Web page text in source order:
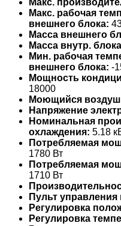
Макс. рабочая
внешнего блока:
Масса внешнего
Масса внутр.
Мин. рабочая
внешнего блока: -
Мощность
18000
Моющийся
Напряжение
Номинальная
охлаждения: 5.18
Потребляемая
1780 Вт
Потребляемая
1710 Вт
Пульт управления
Регулировка
Регулировка